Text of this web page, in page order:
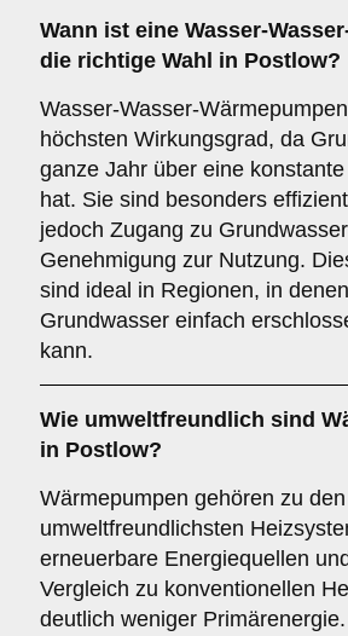
Wann ist eine Wasser-
die richtige Wahl in Postlow?
Wasser-Wasser-
höchsten Wirkungsgrad, da
ganze Jahr über eine
hat. Sie sind besonders
jedoch Zugang zu
Genehmigung zur Nutzung.
sind ideal in Regionen, in
Grundwasser einfach
kann.
Wie umweltfreundlich sind
in Postlow?
Wärmepumpen gehören zu den
umweltfreundlichsten
erneuerbare Energiequellen
Vergleich zu konventionellen
deutlich weniger